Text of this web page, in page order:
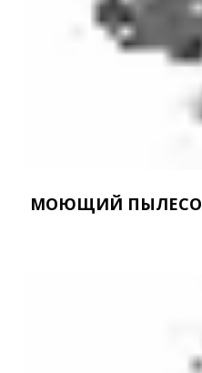
МОЮЩИЙ ПЫЛЕСОС